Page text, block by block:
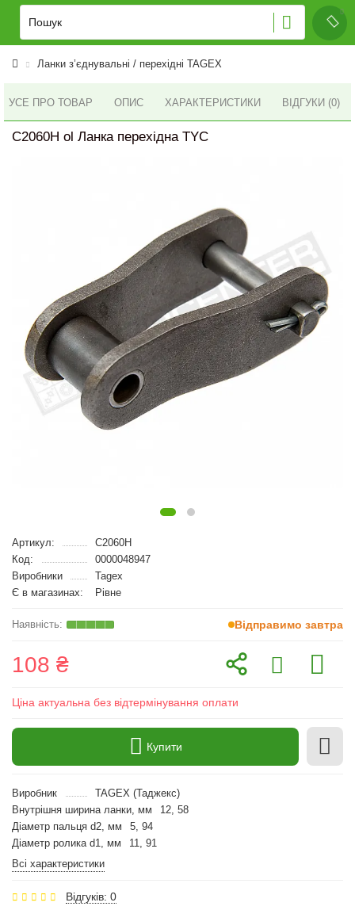
Ланки з’єднувальні / перехідні TAGEX
УСЕ ПРО ТОВАР ОПИС ХАРАКТЕРИСТИКИ ВІДГУКИ (0)
C2060H ol Ланка перехідна TYC
Артикул:
C2060H
Код:
0000048947
Виробники
Tagex
Є в магазинах:
Рівне
Відправимо завтра
108 ₴
Ціна актуальна без відтермінування оплати
Купити
Виробник
TAGEX (Таджекс)
Внутрішня ширина ланки, мм
12, 58
Діаметр пальця d2, мм
5, 94
Діаметр ролика d1, мм
11, 91
Всі характеристики
Відгуків: 0